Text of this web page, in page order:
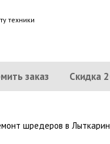
техники
заказ Скидка
шредеров в